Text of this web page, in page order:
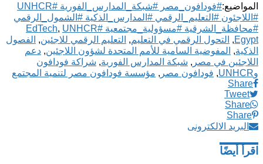
المواضيع:
#فودافون_مصر #شبكة_المدارس_الفورية #UNHCR
#اللاجئون #التعليم_الرقمي #المدارس_الذكية #الشمول_الرقمي
#محافظة_الشرقية #مسؤولية_مجتمعية #EdTech
, UNHCR
Egypt
, التحول الرقمي في التعليم, التعليم الرقمي للاجئين, الفصول
الذكية, المفوضية السامية للأمم المتحدة لشؤون اللاجئين, دعم
اللاجئين في مصر , شبكة المدارس الفورية, شراكة فودافون
وUNHCR
, فودافون مصر , مؤسسة فودافون مصر لتنمية المجتمع
Share
Tweet
Share
Share
البريد الالكترونى
اقرأ أيضًا